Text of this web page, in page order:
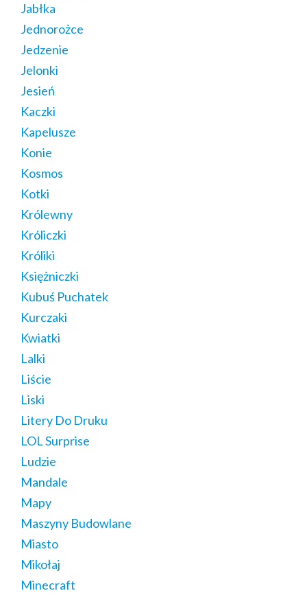
Jabłka
Jednorożce
Jedzenie
Jelonki
Jesień
Kaczki
Kapelusze
Konie
Kosmos
Kotki
Królewny
Króliczki
Króliki
Księżniczki
Kubuś Puchatek
Kurczaki
Kwiatki
Lalki
Liście
Liski
Litery Do Druku
LOL Surprise
Ludzie
Mandale
Mapy
Maszyny Budowlane
Miasto
Mikołaj
Minecraft